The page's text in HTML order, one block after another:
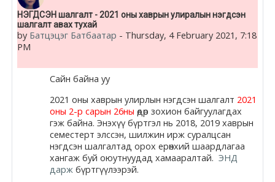
НЭГДСЭН шалгалт - 2021 оны хаврын улиралын нэгдсэн
шалгалт авах тухай
by Батцэцэг Батбаатар - Thursday, 4 February 2021, 7:18
PM
Сайн байна уу
2021 оны хаврын улирлын нэгдсэн шалгалт 2021
оны 2-р сарын 26ны өдөр зохион байгуулагдах
гэж байна. Энэхүү бүртгэл нь 2018, 2019 хаврын
семестерт элссэн, шилжин ирж суралцсан
нэгдсэн шалгалтад орох ерөнхий шаардлагаа
хангаж буй оюутнуудад хамааралтай. ЭНД
даржбүртгүүлээрэй.